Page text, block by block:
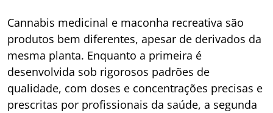
Cannabis medicinal e maconha recreativa são
produtos bem diferentes, apesar de derivados da
mesma planta. Enquanto a primeira é
desenvolvida sob rigorosos padrões de
qualidade, com doses e concentrações precisas e
prescritas por profissionais da saúde, a segunda